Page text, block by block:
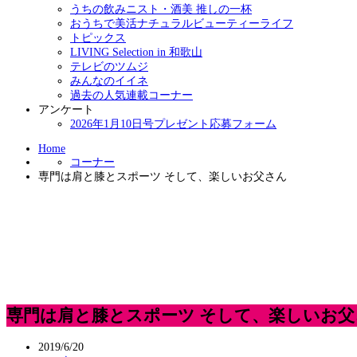
うちの飲みニスト・酒美 推しの一杯
おうちで美活ナチュラルビューティーライフ
トピックス
LIVING Selection in 和歌山
テレビのツムジ
みんなのイイネ
過去の人気連載コーナー
アンケート
2026年1月10日号プレゼント応募フォーム
Home
コーナー
専門は肩と膝とスポーツ そして、楽しいお父さん
専門は肩と膝とスポーツ そして、楽しいお
2019/6/20